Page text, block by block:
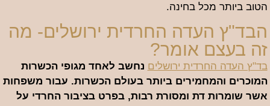
הטוב ביותר מכל בחינה.
הבד"ץ העדה החרדית ירושלים- מה
זה בעצם אומר?
בד"ץ העדה החרדית ירושלים נחשב לאחד מגופי הכשרות
המוכרים והמחמירים ביותר בעולם הכשרות. עבור משפחות
אשר שומרות דת ומסורת רבות, בפרט בציבור החרדי על